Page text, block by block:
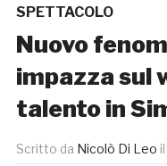
SPETTACOLO
Nuovo
impazza sul
talento in
Scritto da Nicolò Di Leo il